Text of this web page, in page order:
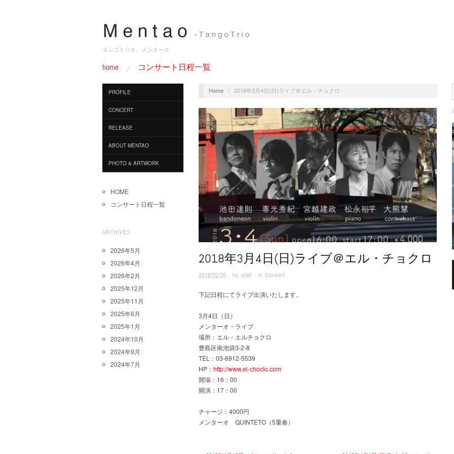
タンゴトリオ、メンターオ
home コンサート日程一覧
PROFILE
CONCERT
RELEASE
ABOUT MENTAO
PHOTO & ARTWORK
HOME
コンサート日程一覧
ARCHIVES
2026年5月
2026年4月
2026年2月
2025年12月
2025年11月
2025年6月
2025年1月
2024年10月
2024年9月
2024年7月
Home / 2018年3月4日(日)ライブ＠エル・チョクロ
2018年3月4日(日)ライブ＠エル・チョクロ
2018/02/20 · by staff · in Concert
下記日程にてライブ出演いたします。
3月4日（日）
メンターオ・ライブ
場所：エル・エルチョクロ
豊島区南池袋3-2-8
TEL：03-6912-5539
HP： http://www.el-choclo.com
開場：16：00
開演：17：00
チャージ：4000円
メンターオ QUINTETO（5重奏）